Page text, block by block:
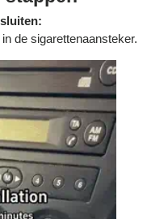
de sigarettenaansteker.